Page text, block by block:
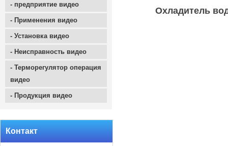
- предприятие видео
- Применения видео
- Установка видео
- Неисправность видео
- Терморегулятор операция
видео
- Продукция видео
Контакт
Охладитель